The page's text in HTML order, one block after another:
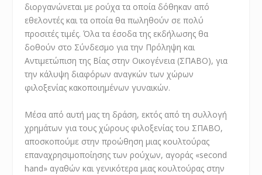
διοργανώνεται με ρούχα τα οποία δόθηκαν από
εθελοντές και τα οποία θα πωληθούν σε πολύ
προσιτές τιμές. Όλα τα έσοδα της εκδήλωσης θα
δοθούν στο Σύνδεσμο για την Πρόληψη και
Αντιμετώπιση της Βίας στην Οικογένεια (ΣΠΑΒΟ), για
την κάλυψη διαφόρων αναγκών των χώρων
φιλοξενίας κακοποιημένων γυναικών.
Μέσα από αυτή μας τη δράση, εκτός από τη συλλογή
χρημάτων για τους χώρους φιλοξενίας του ΣΠΑΒΟ,
αποσκοπούμε στην προώθηση μιας κουλτούρας
επαναχρησιμοποίησης των ρούχων, αγοράς «second
hand» αγαθών και γενικότερα μιας κουλτούρας στην